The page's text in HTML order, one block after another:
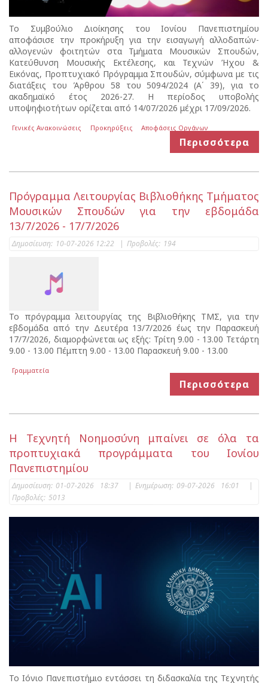
Το Συμβούλιο Διοίκησης του Ιονίου Πανεπιστημίου
αποφάσισε την προκήρυξη για την εισαγωγή αλλοδαπών-
αλλογενών φοιτητών στα Τμήματα Μουσικών Σπουδών,
Κατεύθυνση Μουσικής Εκτέλεσης, και Τεχνών Ήχου &
Εικόνας, Προπτυχιακό Πρόγραμμα Σπουδών, σύμφωνα με τις
διατάξεις του Άρθρου 58 του 5094/2024 (Α΄ 39), για το
ακαδημαϊκό έτος 2026-27. Η περίοδος υποβολής
υποψηφιοτήτων ορίζεται από 14/07/2026 μέχρι 17/09/2026.
Γενικές Ανακοινώσεις Προκηρύξεις Αποφάσεις Οργάνων
Περισσότερα
Πρόγραμμα Λειτουργίας Βιβλιοθήκης Τμήματος
Μουσικών Σπουδών για την εβδομάδα
13/7/2026 - 17/7/2026
Δημοσίευση: 10-07-2026 12:22 | Προβολές: 194
Το πρόγραμμα λειτουργίας της Βιβλιοθήκης ΤΜΣ, για την
εβδομάδα από την Δευτέρα 13/7/2026 έως την Παρασκευή
17/7/2026, διαμορφώνεται ως εξής: Τρίτη 9.00 - 13.00 Τετάρτη
9.00 - 13.00 Πέμπτη 9.00 - 13.00 Παρασκευή 9.00 - 13.00
Γραμματεία
Περισσότερα
Η Τεχνητή Νοημοσύνη μπαίνει σε όλα τα
προπτυχιακά προγράμματα του Ιονίου
Πανεπιστημίου
Δημοσίευση: 01-07-2026 18:37 | Ενημέρωση: 09-07-2026 16:01
|
Προβολές: 5013
Το Ιόνιο Πανεπιστήμιο εντάσσει τη διδασκαλία της Τεχνητής